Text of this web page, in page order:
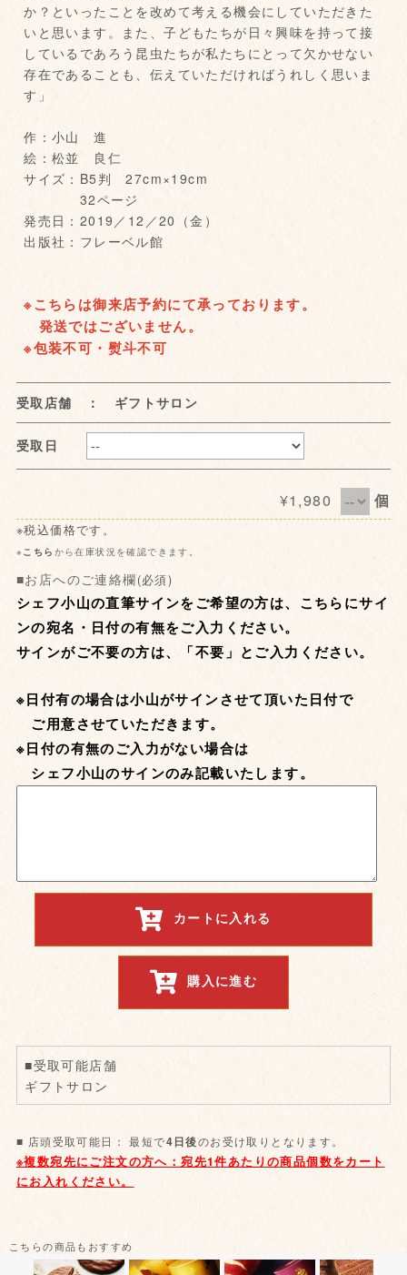
か？といったことを改めて考える機会にしていただきた
いと思います。また、子どもたちが日々興味を持って接
しているであろう昆虫たちが私たちにとって欠かせない
存在であることも、伝えていただければうれしく思いま
す」
作：小山 進
絵：松並 良仁
サイズ：B5判 27cm×19cm
32ページ
発売日：2019／12／20（金）
出版社：フレーベル館
※こちらは御来店予約にて承っております。
発送ではございません。
※包装不可・熨斗不可
受取店舗 ： ギフトサロン
受取日
¥1,980 個
※税込価格です。
※こちら から在庫状況を確認できます。
■お店へのご連絡欄(必須)
シェフ小山の直筆サインをご希望の方は、こちらにサイ
ンの宛名・日付の有無をご入力ください。
サインがご不要の方は、「不要」とご入力ください。
※日付有の場合は小山がサインさせて頂いた日付で
ご用意させていただきます。
※日付の有無のご入力がない場合は
シェフ小山のサインのみ記載いたします。
カートに入れる
購入に進む
■受取可能店舗
ギフトサロン
■ 店頭受取可能日： 最短で4日後のお受け取りとなります。
こちらの商品もおすすめ